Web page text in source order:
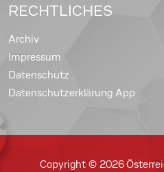
RECHTLICHES
Archiv
Impressum
Datenschutz
Datenschutzerklärung App
Copyright © 2026